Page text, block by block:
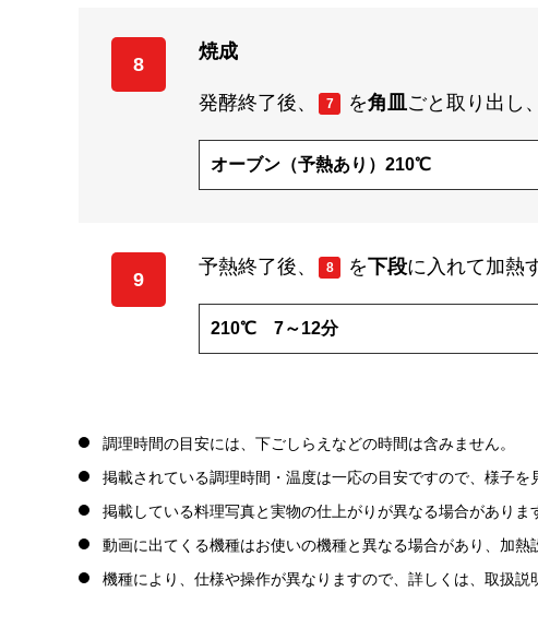
8
焼成
発酵終了後、 7 を角皿 ごと取り出し
オーブン（予熱あり）210℃
9
予熱終了後、 8 を下段に入れて加熱
210℃ 7～12分
調理時間の目安には、下ごしらえなどの時間は含みません。
掲載されている調理時間・温度は一応の目安ですので、様子を
掲載している料理写真と実物の仕上がりが異なる場合がありま
動画に出てくる機種はお使いの機種と異なる場合があり、加熱
機種により、仕様や操作が異なりますので、詳しくは、取扱説